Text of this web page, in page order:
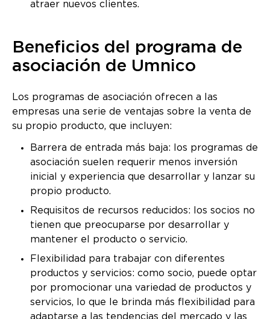
atraer nuevos clientes.
Beneficios del programa de
asociación de Umnico
Los programas de asociación ofrecen a las
empresas una serie de ventajas sobre la venta de
su propio producto, que incluyen:
Barrera de entrada más baja: los programas de
asociación suelen requerir menos inversión
inicial y experiencia que desarrollar y lanzar su
propio producto.
Requisitos de recursos reducidos: los socios no
tienen que preocuparse por desarrollar y
mantener el producto o servicio.
Flexibilidad para trabajar con diferentes
productos y servicios: como socio, puede optar
por promocionar una variedad de productos y
servicios, lo que le brinda más flexibilidad para
adaptarse a las tendencias del mercado y las